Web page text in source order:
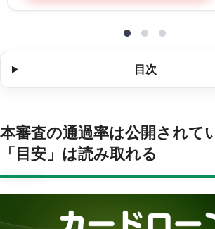
目次
本審査の通過率は公開されて
「目安」は読み取れる